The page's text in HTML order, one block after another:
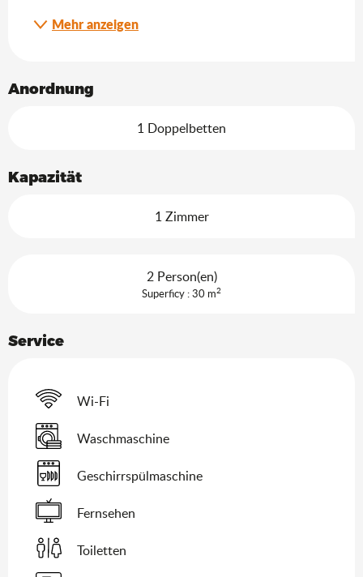
Mehr anzeigen
Anordnung
1 Doppelbetten
Kapazität
1 Zimmer
2 Person(en)
Superficy : 30 m2
Service
Wi-Fi
Waschmaschine
Geschirrspülmaschine
Fernsehen
Toiletten